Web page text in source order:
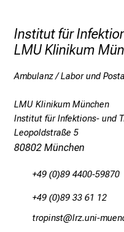
Institut für
LMU Klinikum
Ambulanz / Labor und
LMU Klinikum München
Institut für Infektions- und
Leopoldstraße 5
80802 München
+49 (0)89 4400-59870
+49 (0)89 33 61 12
bpüöluncbD